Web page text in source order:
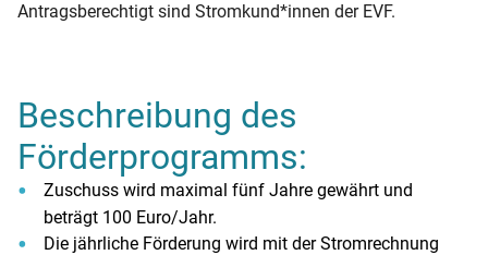
Antragsberechtigt sind Stromkund*innen der EVF.
Beschreibung des
Förderprogramms:
Zuschuss wird maximal fünf Jahre gewährt und
beträgt 100 Euro/Jahr.
Die jährliche Förderung wird mit der Stromrechnung